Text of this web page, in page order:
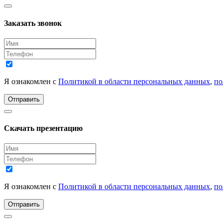
Заказать звонок
Я ознакомлен с Политикой в области персональных данных,
Отправить
Скачать презентацию
Я ознакомлен с Политикой в области персональных данных,
Отправить